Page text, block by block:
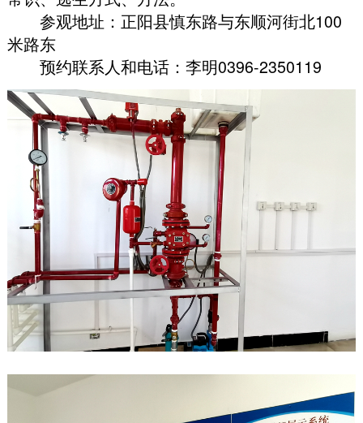
参观地址：正阳县慎东路与东顺河街北100
米路东
预约联系人和电话：李明0396-2350119